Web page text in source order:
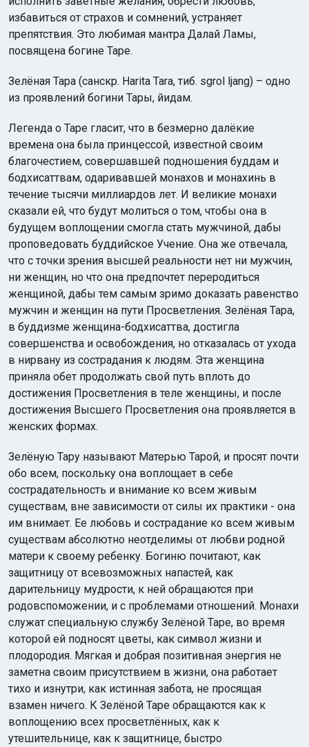
избавиться от страхов и сомнений, устраняет
препятствия. Это любимая мантра Далай Ламы,
посвящена богине Таре.
Зелёная Тара (санскр. Harita Tara, тиб. sgrol ljang) – одно
из проявлений богини Тары, йидам.
Легенда о Таре гласит, что в безмерно далёкие
времена она была принцессой, известной своим
благочестием, совершавшей подношения буддам и
бодхисаттвам, одаривавшей монахов и монахинь в
течение тысячи миллиардов лет. И великие монахи
сказали ей, что будут молиться о том, чтобы она в
будущем воплощении смогла стать мужчиной, дабы
проповедовать буддийское Учение. Она же отвечала,
что с точки зрения высшей реальности нет ни мужчин,
ни женщин, но что она предпочтет переродиться
женщиной, дабы тем самым зримо доказать равенство
мужчин и женщин на пути Просветления. Зелёная Тара,
в буддизме женщина-бодхисаттва, достигла
совершенства и освобождения, но отказалась от ухода
в нирвану из сострадания к людям. Эта женщина
приняла обет продолжать свой путь вплоть до
достижения Просветления в теле женщины, и после
достижения Высшего Просветления она проявляется в
женских формах.
Зелёную Тару называют Матерью Тарой, и просят почти
обо всем, поскольку она воплощает в себе
сострадательность и внимание ко всем живым
существам, вне зависимости от силы их практики - она
им внимает. Ее любовь и сострадание ко всем живым
существам абсолютно неотделимы от любви родной
матери к своему ребенку. Богиню почитают, как
защитницу от всевозможных напастей, как
дарительницу мудрости, к ней обращаются при
родовспоможении, и с проблемами отношений. Монахи
служат специальную службу Зелёной Таре, во время
которой ей подносят цветы, как символ жизни и
плодородия. Мягкая и добрая позитивная энергия не
заметна своим присутствием в жизни, она работает
тихо и изнутри, как истинная забота, не просящая
взамен ничего. К Зелёной Таре обращаются как к
воплощению всех просветлённых, как к
утешительнице, как к защитнице, быстро